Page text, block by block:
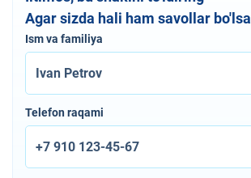
Agar sizda hali ham savollar bo'lsa
Ism va familiya
Telefon raqami